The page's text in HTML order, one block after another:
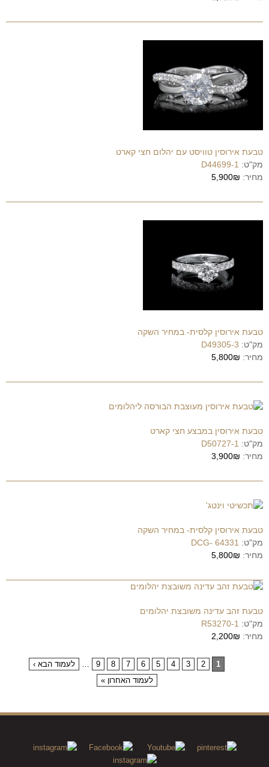
טבעת אירוסין טוויסט עם יהלום חצי קארט
מק"ט: D44699-1
מחיר: 5,900₪
טבעת אירוסין קלסית- במחיר השקה
מק"ט: D49305-3
מחיר: 5,800₪
טבעת אירוסין במבצע חצי קארט
מק"ט: D50727-1
מחיר: 3,900₪
טבעת אירוסין קלסית- במחיר השקה
מק"ט: DCG- 64331
מחיר: 5,800₪
טבעת זהב עדינה משובצת יהלומים
מק"ט: R53270-1
מחיר: 2,200₪
1
2
3
4
5
6
7
8
9
לעמוד הבא ›
לעמוד האחרון »